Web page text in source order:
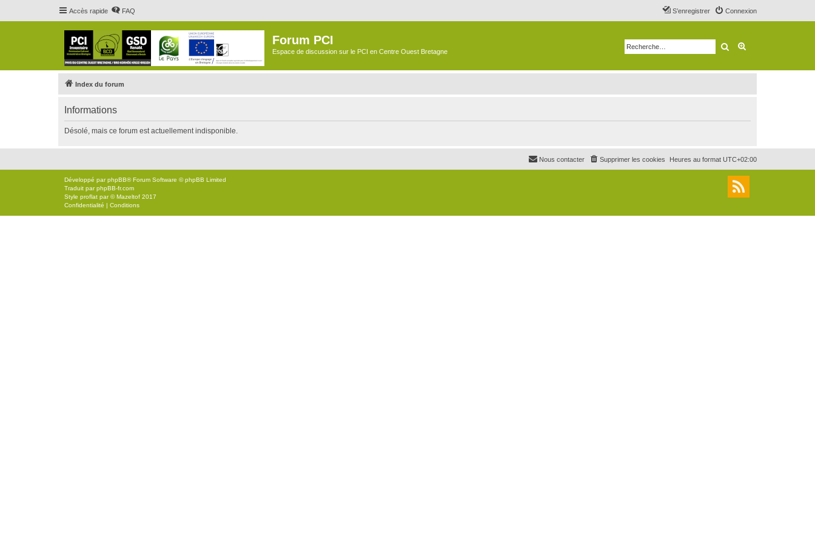
Accès rapide FAQ Connexion
S’enregistrer
Forum PCI
Espace de discussion sur le PCI en Centre Ouest Bretagne Rechercher
Index du forum
Informations
Désolé, mais ce forum est actuellement indisponible.
Heures au format UTC+02:00
Supprimer les cookies
Nous contacter
Développé parphpBB® Forum Software © phpBB Limited
Traduit parphpBB-fr.com
Style proflat par ©Mazeltof 2017
Confidentialité | Conditions